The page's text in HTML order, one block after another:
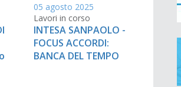
05 agosto 2025
Lavori in corso
INTESA SANPAOLO -
FOCUS ACCORDI:
BANCA DEL TEMPO